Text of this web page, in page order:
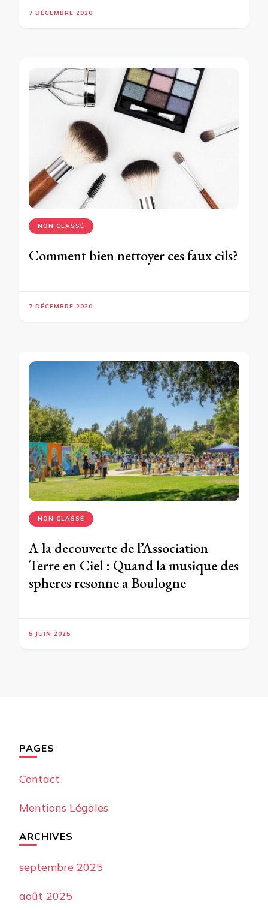
7 DÉCEMBRE 2020
NON CLASSÉ
Comment bien nettoyer ces faux cils?
7 DÉCEMBRE 2020
NON CLASSÉ
A la decouverte de l’Association
Terre en Ciel : Quand la musique des
spheres resonne a Boulogne
5 JUIN 2025
PAGES
Contact
Mentions Légales
ARCHIVES
septembre 2025
août 2025